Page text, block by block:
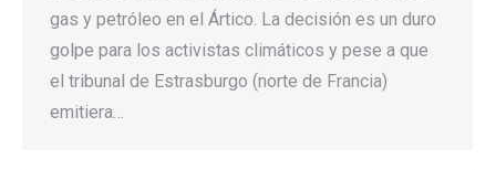
gas y petróleo en el Ártico. La decisión es un duro
golpe para los activistas climáticos y pese a que
el tribunal de Estrasburgo (norte de Francia)
emitiera…